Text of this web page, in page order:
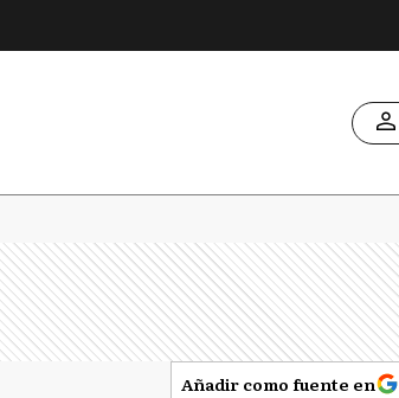
Añadir como fuente en